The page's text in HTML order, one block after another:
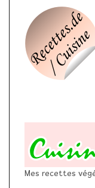
Mes recettes